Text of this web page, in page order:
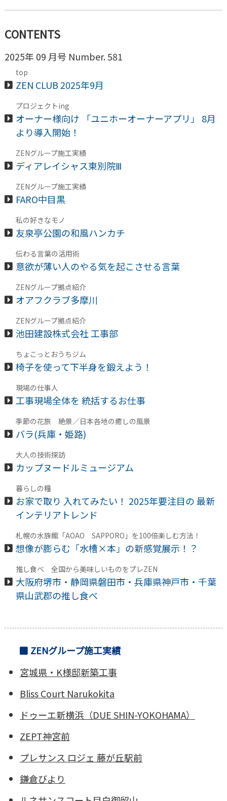
CONTENTS
2025年 09 月号 Number. 581
top
ZEN CLUB 2025年9月
プロジェクトing
オーナー様向け 「ユニホーオーナーアプリ」 8月
より導入開始！
ZENグループ施工実績
ディアレイシャス東別院Ⅲ
ZENグループ施工実績
FARO中目黒
私の好きなモノ
友泉亭公園の和風ハンカチ
伝わる言葉の活用術
意欲が薄い人のやる気を起こさせる言葉
ZENグループ拠点紹介
オアフクラブ多摩川
ZENグループ拠点紹介
池田建設株式会社 工事部
ちょこっとおうちジム
椅子を使って下半身を鍛えよう！
現場の仕事人
工事現場全体を 統括するお仕事
季節の花旅 絶景／日本各地の癒しの風景
バラ(兵庫・姫路)
大人の技術探訪
カップヌードルミュージアム
暮らしの糧
お家で取り 入れてみたい！ 2025年要注目の 最新
インテリアトレンド
札幌の水族館「AOAO SAPPORO」を100倍楽しむ方法！
想像が膨らむ「水槽×本」の新感覚展示！？
推し食べ 全国から美味しいものをプレZEN
大阪府堺市・静岡県磐田市・兵庫県神戸市・千葉
県山武郡の推し食べ
ZENグループ施工実績
宮城県・K様邸新築工事
Bliss Court Narukokita
ドゥーエ新横浜（DUE SHIN-YOKOHAMA）
ZEPT神宮前
プレサンス ロジェ 藤が丘駅前
鎌倉びより